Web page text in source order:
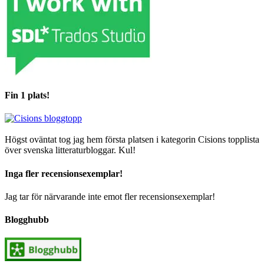
Fin 1 plats!
Högst oväntat tog jag hem första platsen i kategorin Cisions topplista
över svenska litteraturbloggar. Kul!
Inga fler recensionsexemplar!
Jag tar för närvarande inte emot fler recensionsexemplar!
Blogghubb